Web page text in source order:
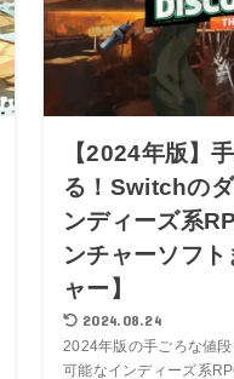
【2024年版】
る！Switchの
ンディーズ系
ンチャーソフ
ャー】
2024.08.24
2024年版の手ごろな値
可能なインディーズ系